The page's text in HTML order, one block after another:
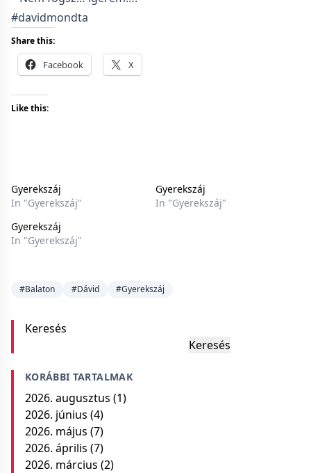
#davidmondta
Share this:
Facebook X
Like this:
Gyerekszáj
In "Gyerekszáj"
Gyerekszáj
In "Gyerekszáj"
Gyerekszáj
In "Gyerekszáj"
#Balaton #Dávid #Gyerekszáj
Keresés
Keresés
KORÁBBI TARTALMAK
2026. augusztus (1)
2026. június (4)
2026. május (7)
2026. április (7)
2026. március (2)